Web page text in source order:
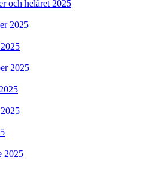
och helåret 2025
2025
2025
2025